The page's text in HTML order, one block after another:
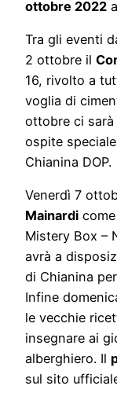
ottobre 2022
Tra gli eventi
2 ottobre il
16, rivolto a
voglia di
ottobre ci sarà
ospite
Chianina DOP.
Venerdì 7
Mainardi
Mistery Box –
avrà a
di Chianina
Infine
le vecchie
insegnare ai
alberghiero. Il
sul sito